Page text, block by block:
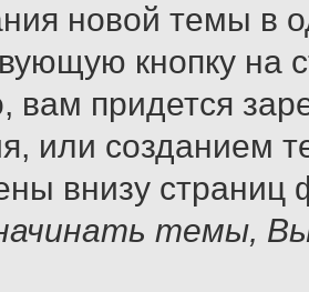
новой темы в
кнопку
вам придется
или созданием
внизу
темы,